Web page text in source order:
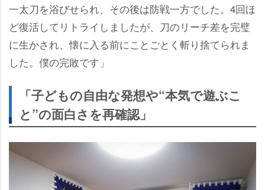
一太刀を浴びせられ、その後は防戦一方でした。4回ほ
ど復活してリトライしましたが、刀のリーチ差を完璧
に生かされ、懐に入る前にことごとく斬り捨てられま
した。僕の完敗です」
「子どもの自由な発想や“本気で遊ぶこ
と”の面白さを再確認」